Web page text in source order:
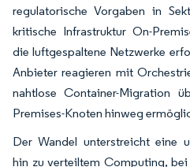
regulatorische Vorgaben in
kritische Infrastruktur On-
die luftgespaltene Netzwerke
Anbieter reagieren mit
nahtlose Container-Migration
Premises-Knoten hinweg
Der Wandel unterstreicht eine
hin zu verteiltem Computing,